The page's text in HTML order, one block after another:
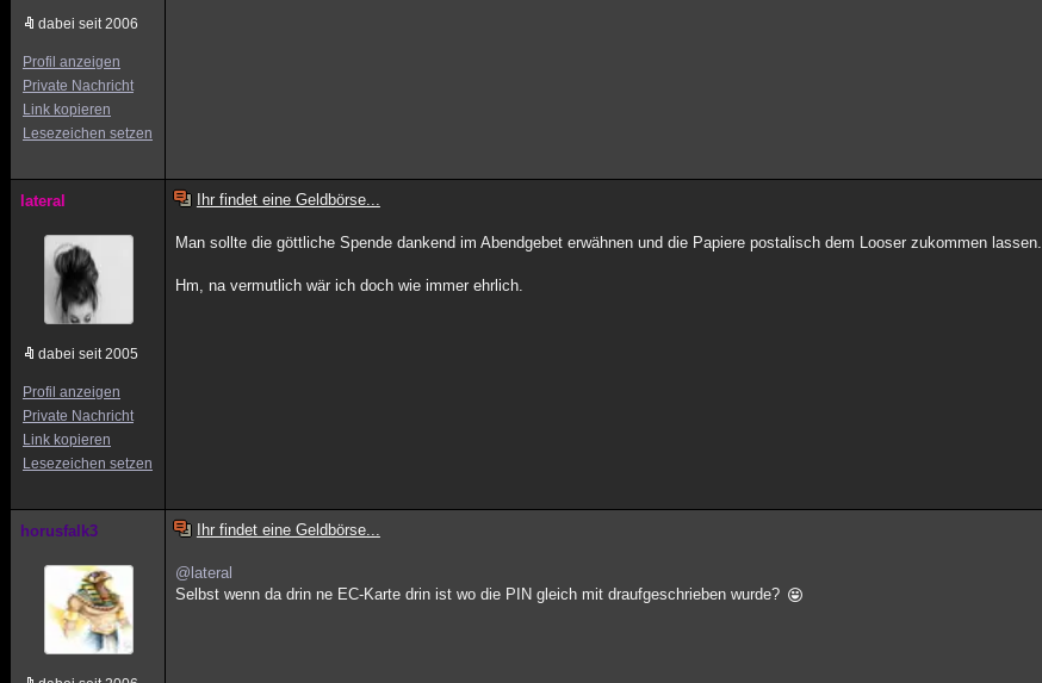
dabei seit 2006
Profil anzeigen
Private Nachricht
Link kopieren
Lesezeichen setzen
lateral
dabei seit 2005
Profil anzeigen
Private Nachricht
Link kopieren
Lesezeichen setzen
Ihr findet eine Geldbörse...
Man sollte die göttliche Spende dankend im Abendgebet erwähnen und die Papiere postalisch dem Looser zukommen lassen.
Hm, na vermutlich wär ich doch wie immer ehrlich.
horusfalk3 Ihr findet eine Geldbörse...
@lateral
Selbst wenn da drin ne EC-Karte drin ist wo die PIN gleich mit draufgeschrieben wurde?